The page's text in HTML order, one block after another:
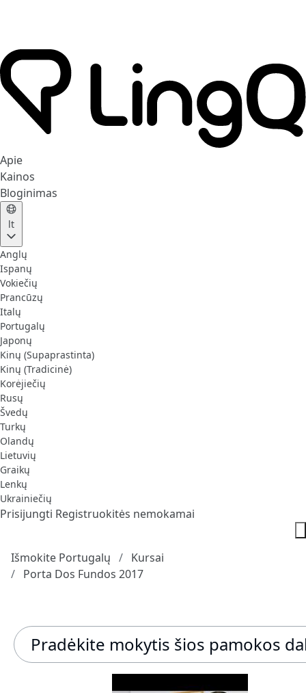
Apie
Kainos
Bloginimas
lt
Anglų
Ispanų
Vokiečių
Prancūzų
Italų
Portugalų
Japonų
Kinų (Supaprastinta)
Kinų (Tradicinė)
Korėjiečių
Rusų
Švedų
Turkų
Olandų
Lietuvių
Graikų
Lenkų
Ukrainiečių
Prisijungti Registruokitės nemokamai
Išmokite Portugalų
Kursai
Porta Dos Fundos 2017
Pradėkite mokytis šios pamokos